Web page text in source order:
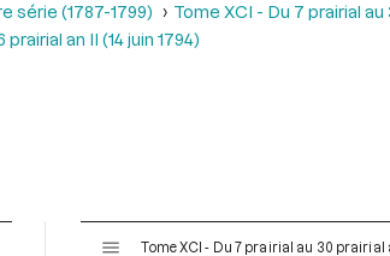
série (1787-1799)
Tome XCI - Du 7 prairial au
an II (14 juin 1794)
Tome XCI - Du 7 prairial au 30 prairial